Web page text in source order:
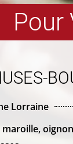
Pour
Lorraine
maroille,